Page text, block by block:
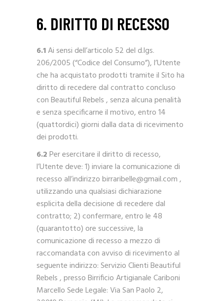
6. DIRITTO DI RECESSO
6.1Ai sensi dell’articolo 52 del d.lgs.
206/2005 (“Codice del Consumo”), l’Utente
che ha acquistato prodotti tramite il Sito ha
diritto di recedere dal contratto concluso
con Beautiful Rebels , senza alcuna penalità
e senza specificarne il motivo, entro 14
(quattordici) giorni dalla data di ricevimento
dei prodotti.
6.2Per esercitare il diritto di recesso,
l’Utente deve: 1) inviare la comunicazione di
recesso all’indirizzo birraribelle@gmail.com ,
utilizzando una qualsiasi dichiarazione
esplicita della decisione di recedere dal
contratto; 2) confermare, entro le 48
(quarantotto) ore successive, la
comunicazione di recesso a mezzo di
raccomandata con avviso di ricevimento al
seguente indirizzo: Servizio Clienti Beautiful
Rebels , presso Birrificio Artigianale Cariboni
Marcello Sede Legale: Via San Paolo 2,